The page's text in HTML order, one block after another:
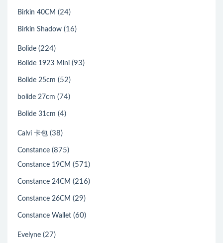
Birkin 40CM (24)
Birkin Shadow (16)
Bolide (224)
Bolide 1923 Mini (93)
Bolide 25cm (52)
bolide 27cm (74)
Bolide 31cm (4)
Calvi 卡包 (38)
Constance (875)
Constance 19CM (571)
Constance 24CM (216)
Constance 26CM (29)
Constance Wallet (60)
Evelyne (27)